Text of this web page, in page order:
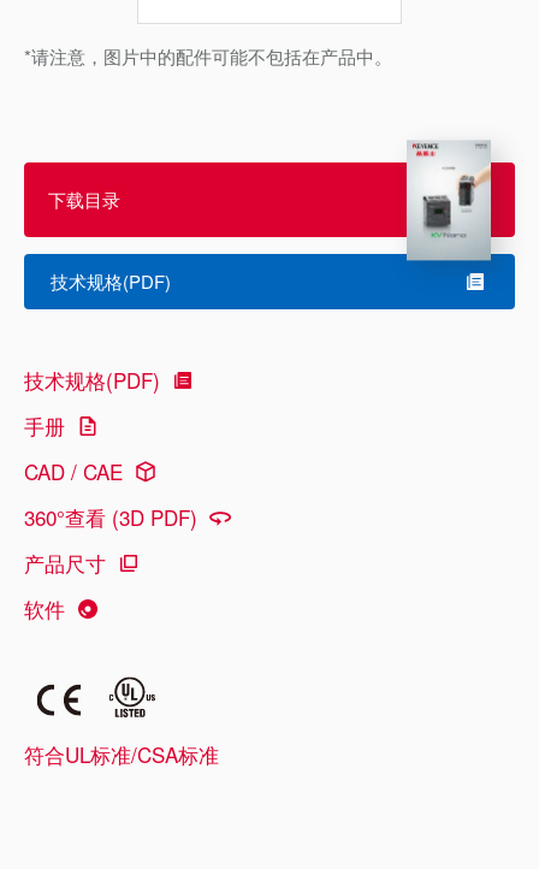
*请注意，图片中的配件可能不包括在产品中。
下载目录
技术规格(PDF)
技术规格(PDF)
手册
CAD / CAE
360°查看 (3D PDF)
产品尺寸
软件
符合UL标准/CSA标准